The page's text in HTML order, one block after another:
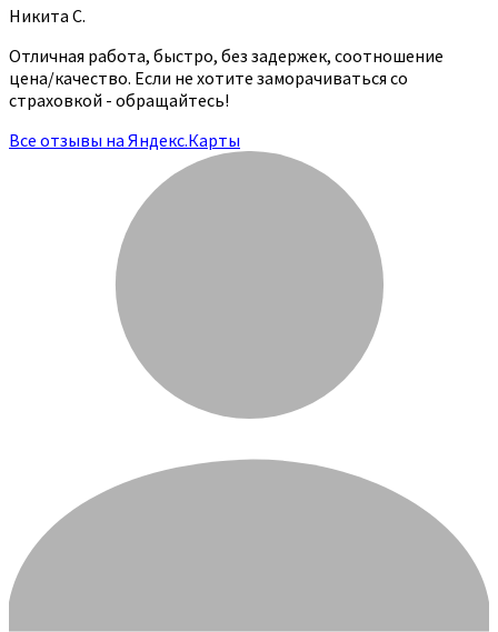
Никита С.
Отличная работа, быстро, без задержек, соотношение
цена/качество. Если не хотите заморачиваться со
страховкой - обращайтесь!
Все отзывы на Яндекс.Карты